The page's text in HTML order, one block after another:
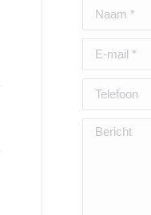
Bericht